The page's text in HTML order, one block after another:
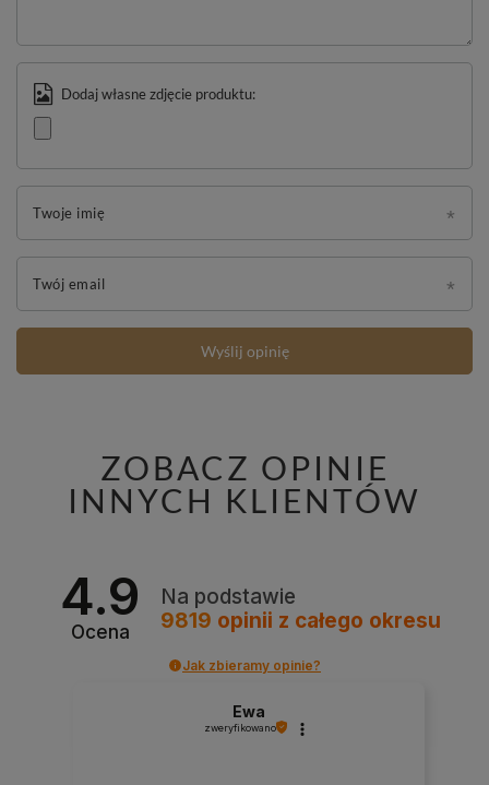
Dodaj własne zdjęcie produktu:
Twoje imię
Twój email
Wyślij opinię
ZOBACZ OPINIE
INNYCH KLIENTÓW
4.9
Ocena
Na podstawie
9819 opinii z całego okresu
Jak zbieramy opinie?
Ewa
zweryfikowano